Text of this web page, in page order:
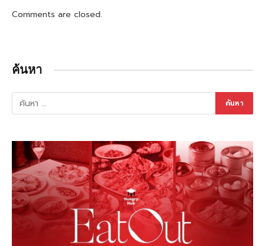
Comments are closed.
ค้นหา